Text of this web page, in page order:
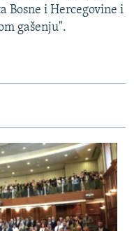
Bosne i Hercegovine i
gašenju".